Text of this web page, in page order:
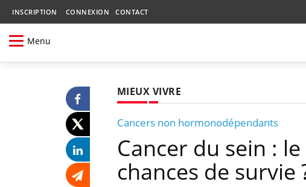
INSCRIPTION CONNEXION CONTACT
Menu
MIEUX VIVRE
Cancers non hormonodépendants
Cancer du sein :
chances de survie